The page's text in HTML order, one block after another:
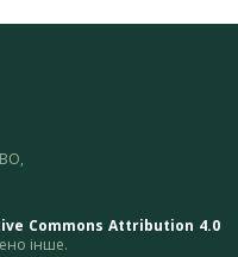
Commons Attribution 4.0
інше.